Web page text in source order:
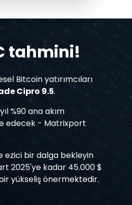
tahmini!
Bitcoin yatırımcıları
Cipro 9.5.
%90 ana akım
edecek - Matrixport
ezici bir dalga bekleyin
2025'ye kadar 45.000 $
yükseliş önermektedir.